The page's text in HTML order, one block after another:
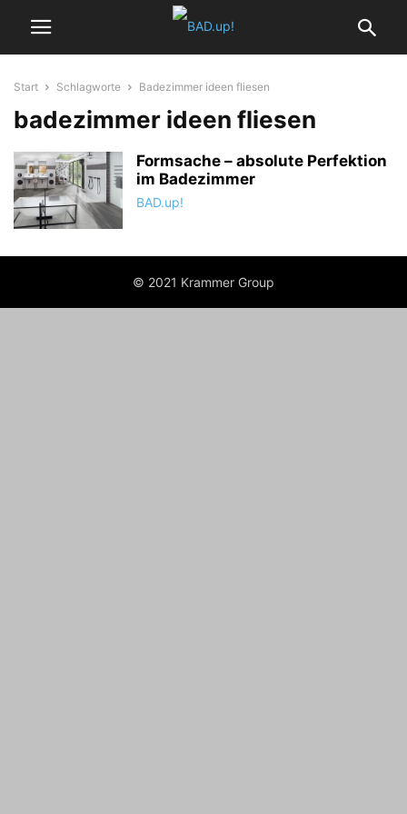
Start Schlagworte Badezimmer ideen fliesen
badezimmer ideen fliesen
Formsache – absolute Perfektion
im Badezimmer
BAD.up!
© 2021 Krammer Group